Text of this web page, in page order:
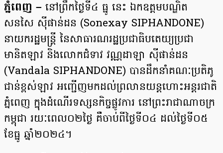
ភ្នំពេញ – នៅព្រឹកថ្ងៃទី៤ ធ្នូ នេះ ឯកឧត្តមបណ្ឌិត
សនសៃ ស៊ីផាន់ដន (Sonexay SIPHANDONE)
នាយករដ្ឋមន្ត្រី នៃសាធារណរដ្ឋប្រជាធិបតេយ្យប្រជា
មានិតឡាវ និងលោកជំទាវ វណ្ណដាឡា ស៊ីផាន់ដន
(Vandala SIPHANDONE) បានដឹកនាំគណៈប្រតិភូ
ជាន់ខ្ពស់ឡាវ អញ្ជើញមកដល់ព្រលានយន្តហោះអន្តរជាតិ
ភ្នំពេញ ក្នុងដំណើរទស្សនកិច្ចផ្លូវការ នៅព្រះរាជាណាចក្រ
កម្ពុជា រយៈពេល០២ថ្ងៃ គឺចាប់ពីថ្ងៃទី០៤ ដល់ថ្ងៃទី០៥
ខែធ្នូ ឆ្នាំ២០២៤។